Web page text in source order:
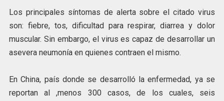
Los principales síntomas de alerta sobre el citado virus
son: fiebre, tos, dificultad para respirar, diarrea y dolor
muscular. Sin embargo, el virus es capaz de desarrollar un
asevera neumonía en quienes contraen el mismo.
En China, país donde se desarrolló la enfermedad, ya se
reportan al ,menos 300 casos, de los cuales, seis